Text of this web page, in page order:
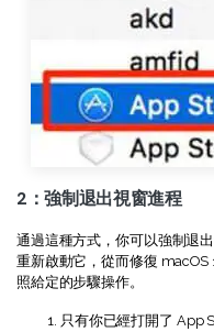
2：強制退出視窗進程
通過這種方式，你可以強制退
重新啟動它，從而修復 macOS
照給定的步驟操作。
只有你已經打開了 App